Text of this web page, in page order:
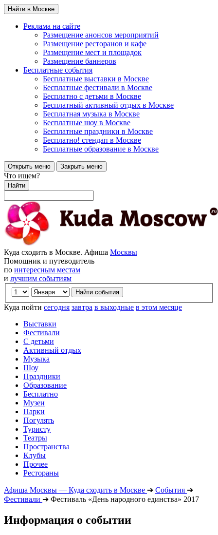
Найти в Москве
Реклама на сайте
Размещение анонсов мероприятий
Размещение ресторанов и кафе
Размещение мест и площадок
Размещение баннеров
Бесплатные события
Бесплатные выставки в Москве
Бесплатные фестивали в Москве
Бесплатно с детьми в Москве
Бесплатный активный отдых в Москве
Бесплатная музыка в Москве
Бесплатные шоу в Москве
Бесплатные праздники в Москве
Бесплатно! стендап в Москве
Бесплатные образование в Москве
Открыть меню Закрыть меню
Что ищем?
Найти
Куда сходить в Москве. Афиша Москвы
Помощник и путеводитель
по интересным местам
и лучшим событиям
Куда пойти сегодня завтра в выходные в этом месяце
Выставки
Фестивали
С детьми
Активный отдых
Музыка
Шоу
Праздники
Образование
Бесплатно
Музеи
Парки
Погулять
Туристу
Театры
Пространства
Клубы
Прочее
Рестораны
Афиша Москвы — Куда сходить в Москве ➔ События ➔
Фестивали ➔ Фестиваль «День народного единства» 2017
Информация о событии